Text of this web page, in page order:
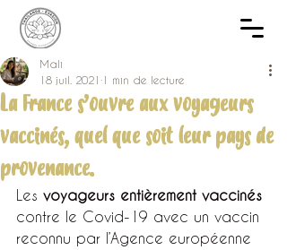
La France s’ouvre aux voyageurs
vaccinés, quel que soit leur pays de
provenance.
Mali
18 juil. 2021 1 min de lecture
Les voyageurs entièrement vaccinés
contre le Covid-19 avec un vaccin
reconnu par l’Agence européenne